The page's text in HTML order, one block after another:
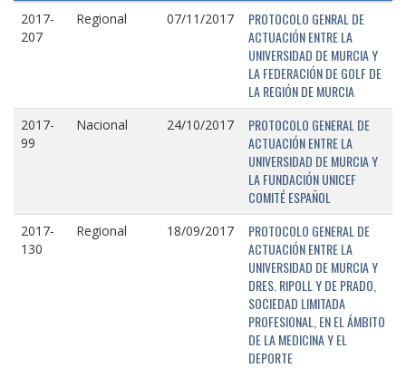
2017-
207
Regional 07/11/2017
PROTOCOLO GENRAL DE
ACTUACIÓN ENTRE LA
UNIVERSIDAD DE MURCIA Y
LA FEDERACIÓN DE GOLF DE
LA REGIÓN DE MURCIA
2017-
99
Nacional 24/10/2017
PROTOCOLO GENERAL DE
ACTUACIÓN ENTRE LA
UNIVERSIDAD DE MURCIA Y
LA FUNDACIÓN UNICEF
COMITÉ ESPAÑOL
2017-
130
Regional 18/09/2017
PROTOCOLO GENERAL DE
ACTUACIÓN ENTRE LA
UNIVERSIDAD DE MURCIA Y
DRES. RIPOLL Y DE PRADO,
SOCIEDAD LIMITADA
PROFESIONAL, EN EL ÁMBITO
DE LA MEDICINA Y EL
DEPORTE